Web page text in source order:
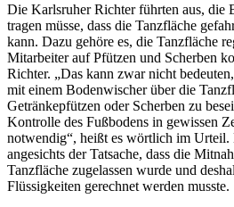
Die Karlsruher Richter führten aus, die
tragen müsse, dass die Tanzfläche
kann. Dazu gehöre es, die Tanzfläche
Mitarbeiter auf Pfützen und Scherben
Richter. „Das kann zwar nicht
mit einem Bodenwischer über die
Getränkepfützen oder Scherben zu
Kontrolle des Fußbodens in gewissen
notwendig“, heißt es wörtlich im Urteil.
angesichts der Tatsache, dass die
Tanzfläche zugelassen wurde und
Flüssigkeiten gerechnet werden musste.